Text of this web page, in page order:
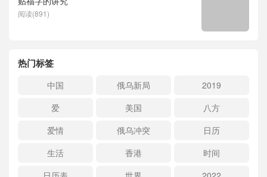
阅读(891)
热门标签
中国 俄乌新局
2019
爱
美国
八方
爱情
俄乌冲突
日历
生活
香港
时间